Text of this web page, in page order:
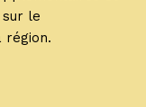
le
région.